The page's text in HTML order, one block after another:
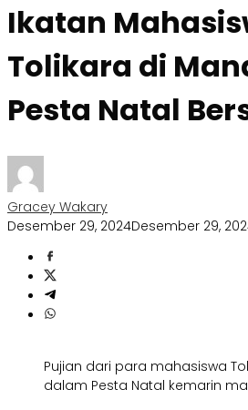
Ikatan
Tolikara di
Pesta Natal
Gracey Wakary
Desember 29, 2024Desember 29,
Pujian dari para mahasiswa
dalam Pesta Natal kemarin